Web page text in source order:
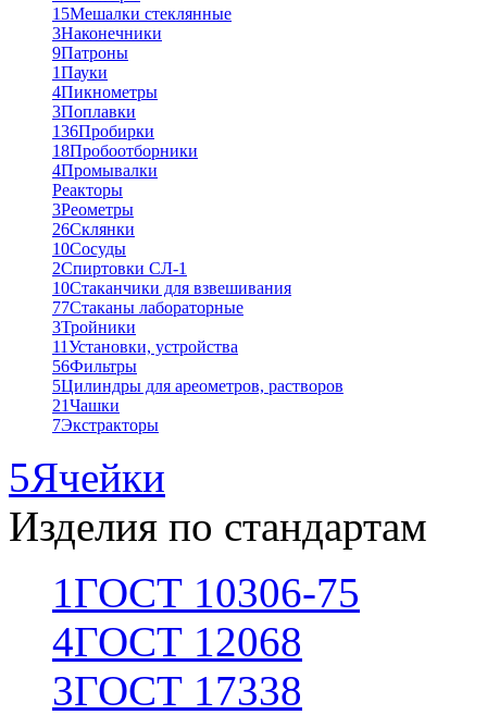
15Мешалки стеклянные
3Наконечники
9Патроны
1Пауки
4Пикнометры
3Поплавки
136Пробирки
18Пробоотборники
4Промывалки
Реакторы
3Реометры
26Склянки
10Сосуды
2Спиртовки СЛ-1
10Стаканчики для взвешивания
77Стаканы лабораторные
3Тройники
11Установки, устройства
56Фильтры
5Цилиндры для ареометров, растворов
21Чашки
7Экстракторы
5Ячейки
Изделия по стандартам
1ГОСТ 10306-75
4ГОСТ 12068
3ГОСТ 17338